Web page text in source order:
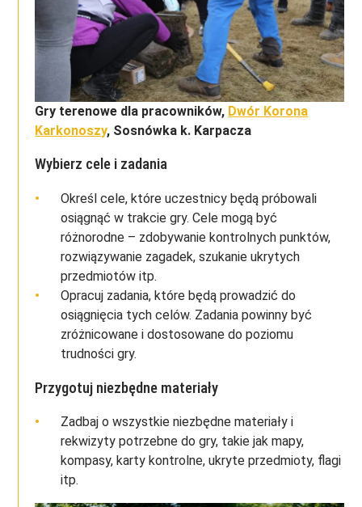
Gry terenowe dla pracowników, Dwór Korona
Karkonoszy, Sosnówka k. Karpacza
Wybierz cele i zadania
Określ cele, które uczestnicy będą próbowali
osiągnąć w trakcie gry. Cele mogą być
różnorodne – zdobywanie kontrolnych punktów,
rozwiązywanie zagadek, szukanie ukrytych
przedmiotów itp.
Opracuj zadania, które będą prowadzić do
osiągnięcia tych celów. Zadania powinny być
zróżnicowane i dostosowane do poziomu
trudności gry.
Przygotuj niezbędne materiały
Zadbaj o wszystkie niezbędne materiały i
rekwizyty potrzebne do gry, takie jak mapy,
kompasy, karty kontrolne, ukryte przedmioty, flagi
itp.